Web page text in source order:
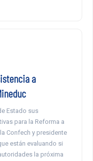
a
Estado sus
para la Reforma a
Confech y presidente
están evaluando si
la próxima